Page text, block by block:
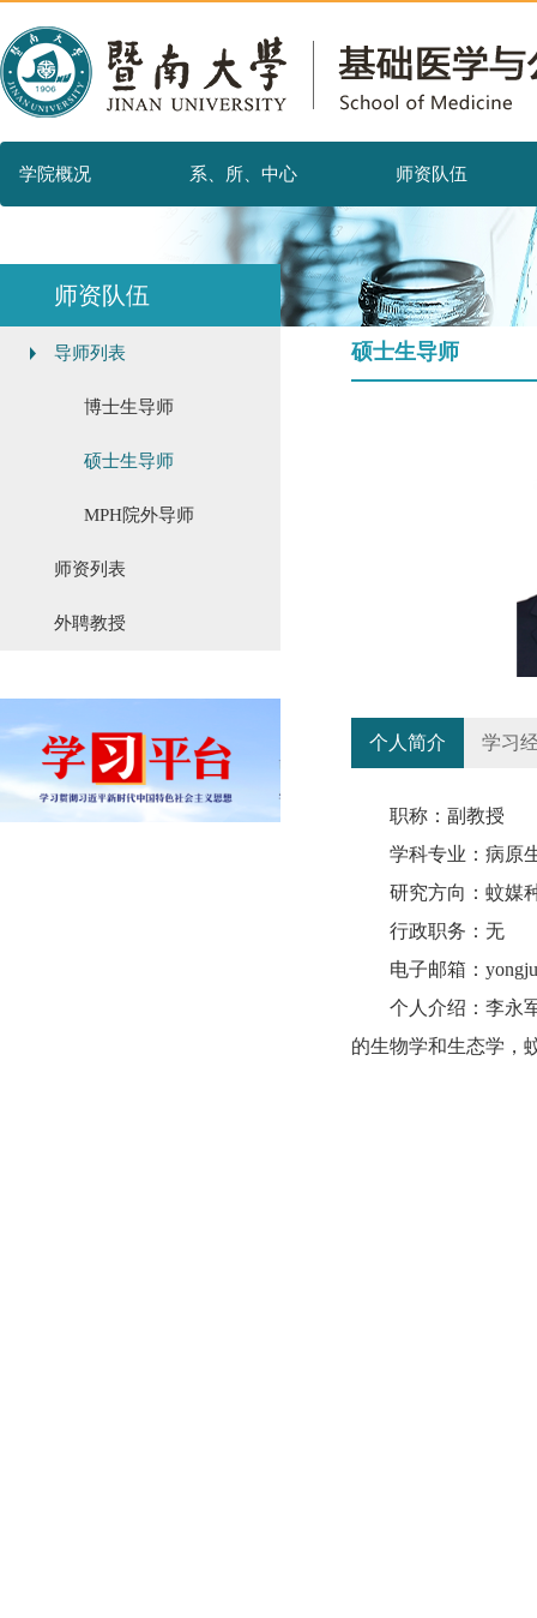
学院概况 系、所、中心 师资队伍
师资队伍
导师列表
博士生导师
硕士生导师
MPH院外导师
师资列表
外聘教授
硕士生导师
个人简介 学习
职称：副教授
学科专业：病原
研究方向：蚊媒
行政职务：无
电子邮箱：
个人介绍：李永
的生物学和生态学，